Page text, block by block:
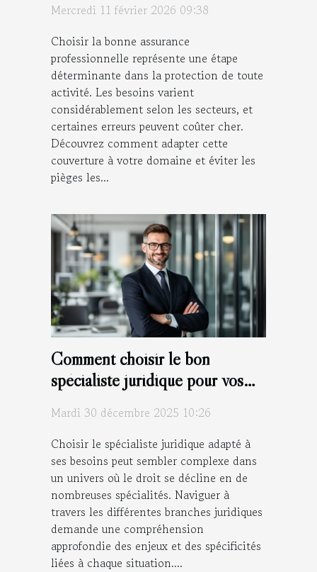
d'activité ?
Mercredi 11 février 2026 09:38
Choisir la bonne assurance
professionnelle représente une étape
déterminante dans la protection de toute
activité. Les besoins varient
considérablement selon les secteurs, et
certaines erreurs peuvent coûter cher.
Découvrez comment adapter cette
couverture à votre domaine et éviter les
pièges les...
Comment choisir le bon
spécialiste juridique pour vos
Mardi 30 décembre 2025 10:26
Choisir le spécialiste juridique adapté à
ses besoins peut sembler complexe dans
un univers où le droit se décline en de
nombreuses spécialités. Naviguer à
travers les différentes branches juridiques
demande une compréhension
approfondie des enjeux et des spécificités
liées à chaque situation....